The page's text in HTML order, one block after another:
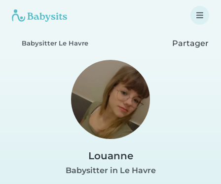
Babysitter Le Havre Partager
Louanne
Babysitter in Le Havre